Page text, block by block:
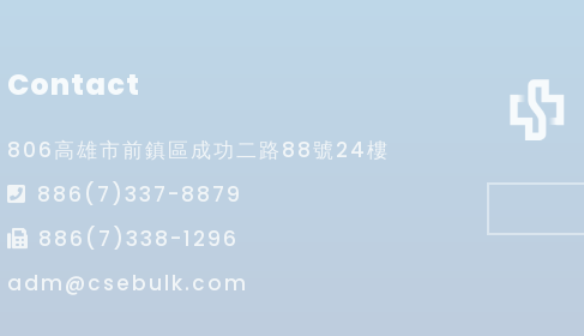
Contact
806高雄市前鎮區成功二路88號24樓
886(7)337-8879
886(7)338-1296
adm@csebulk.com